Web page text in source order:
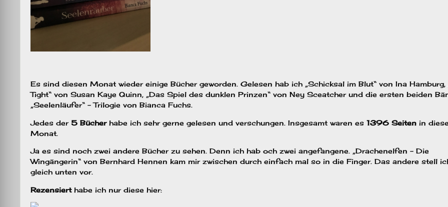
Es sind diesen Monat wieder einige Bücher geworden. Gelesen hab ich „Schicksal im Blut“ von Ina Hamburg,
Tight“ von Susan Kaye Quinn, „Das Spiel des dunklen Prinzen“ von Ney Sceatcher und die ersten beiden
„Seelenläufer“ – Trilogie von Bianca Fuchs.
Jedes der 5 Bücherhabe ich sehr gerne gelesen und verschungen. Insgesamt waren es 1396 Seiten in
Monat.
Ja es sind noch zwei andere Bücher zu sehen. Denn ich hab och zwei angefangene. „Drachenelfen – Die
Wingängerin“ von Bernhard Hennen kam mir zwischen durch einfach mal so in die Finger. Das andere stell
gleich unten vor.
Rezensierthabe ich nur diese hier: